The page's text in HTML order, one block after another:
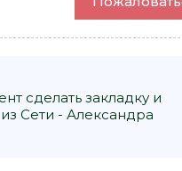
сделать закладку и
Сети - Александра